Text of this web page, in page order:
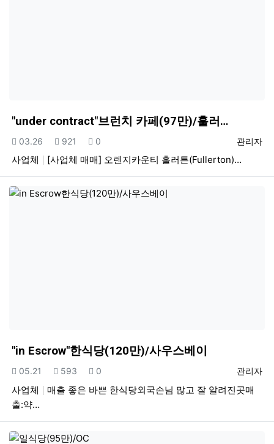
"under contract"브런치 카페(97만)/훌러…
등록자
관리자
등록일
03.26 조회
921 추천
0
사업체 [사업체 매매] 오렌지카운티 훌러튼(Fullerton)…
"in Escrow"한식당(120만)/사우스베이
등록자
관리자
등록일
05.21 조회
593 추천
0
사업체
매출 좋은 바쁜 한식당외국손님 많고 잘 알려진곳매
출:약…